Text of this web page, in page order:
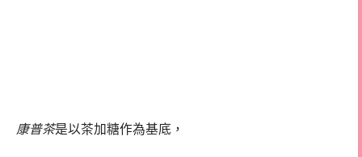
康普茶是以茶加糖作為基底，